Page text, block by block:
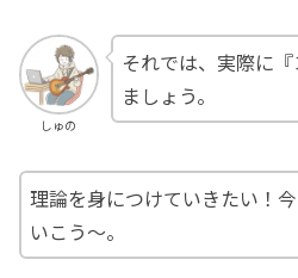
しゅの
それでは、実際に
ましょう。
理論を身につけていきたい！
いこう〜。